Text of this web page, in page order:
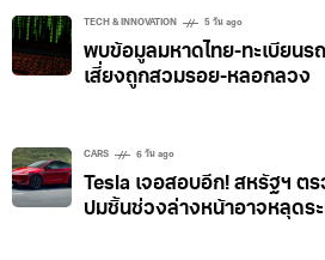
TECH & INNOVATION 5 วัน ago
พบข้อมูลมหาดไทย-ทะเบียน
เสี่ยงถูกสวมรอย-หลอกลวง
CARS 6 วัน ago
Tesla เจอสอบอีก! สหรัฐฯ ต
ปมชิ้นช่วงล่างหน้าอาจหลุดร